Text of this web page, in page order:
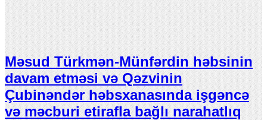
Məsud Türkmən-Münfərdin həbsinin
davam etməsi və Qəzvinin
Çubinəndər həbsxanasında işgəncə
və məcburi etirafla bağlı narahatlıq